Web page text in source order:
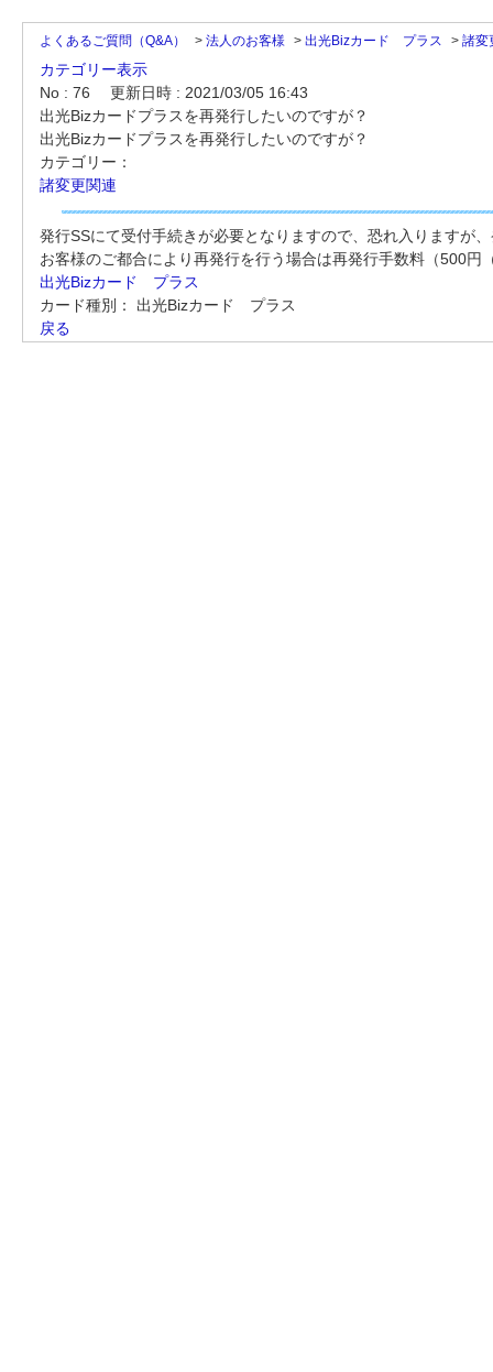
よくあるご質問（Q&A） > 法人のお客様 > 出光Bizカード プラス > 諸変
カテゴリー表示
No : 76
更新日時 : 2021/03/05 16:43
出光Bizカードプラスを再発行したいのですが？
出光Bizカードプラスを再発行したいのですが？
カテゴリー：
諸変更関連
発行SSにて受付手続きが必要となりますので、恐れ入りますが
お客様のご都合により再発行を行う場合は再発行手数料（500円
出光Bizカード プラス
カード種別：
出光Bizカード プラス
戻る